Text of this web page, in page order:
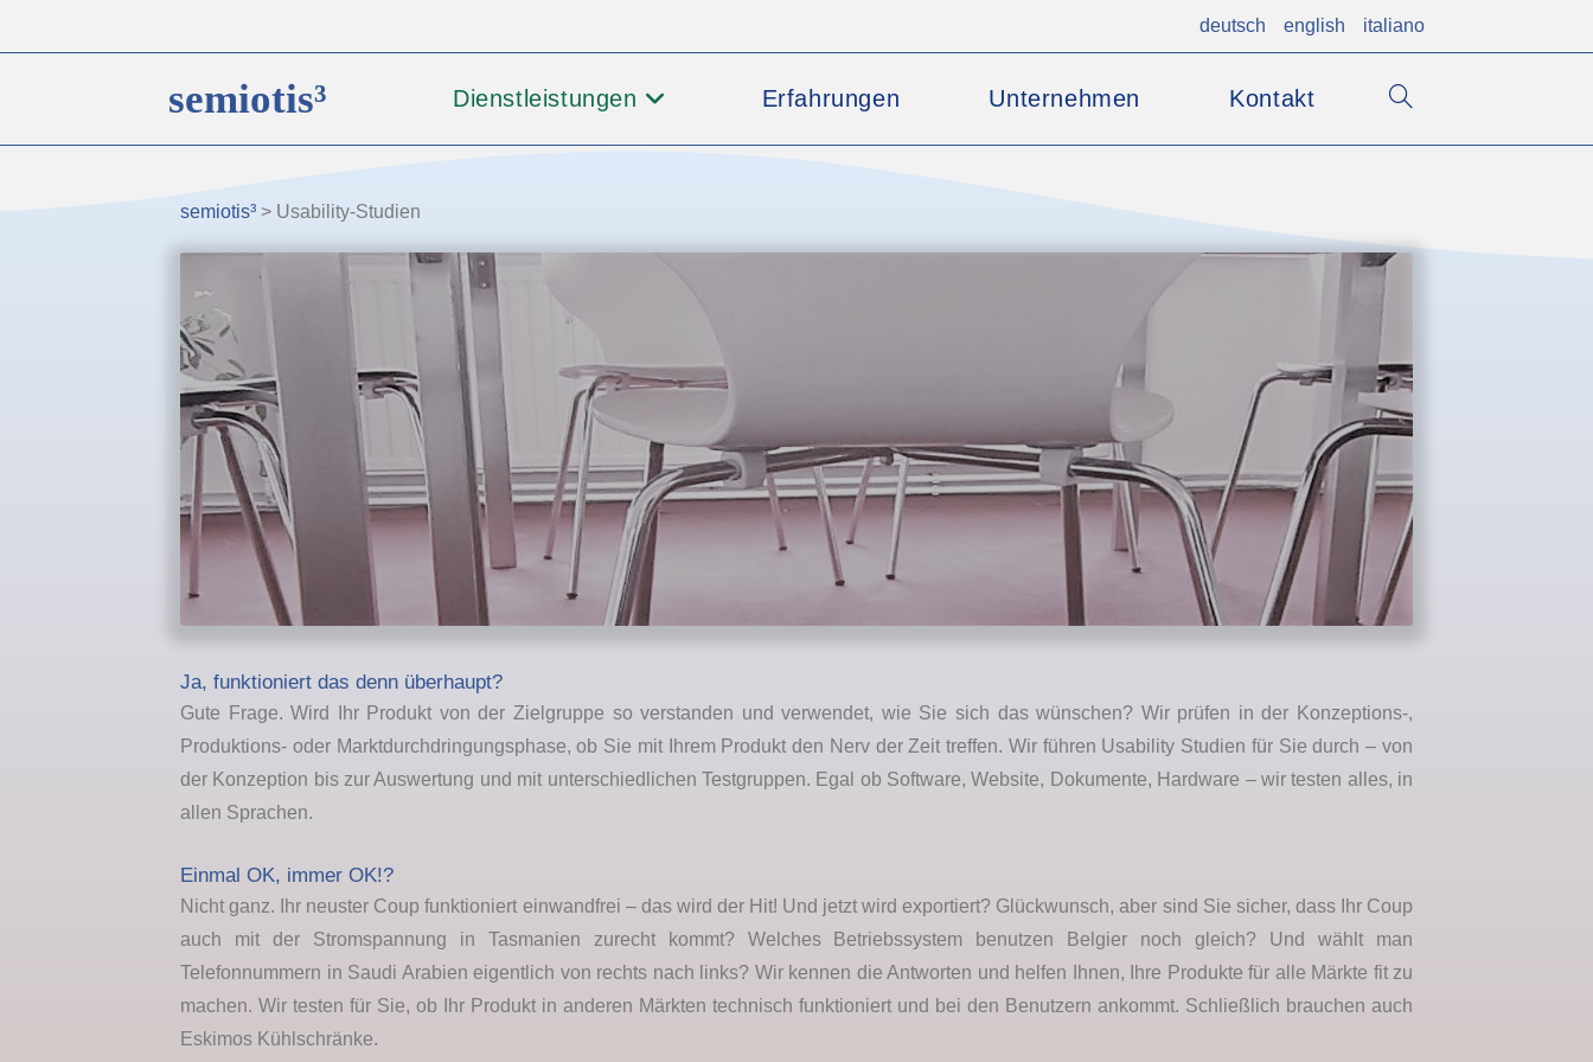
deutsch english italiano
semiotis³ Dienstleistungen Erfahrungen Unternehmen Kontakt
semiotis³ > Usability-Studien
Ja, funktioniert das denn überhaupt?
Gute Frage. Wird Ihr Produkt von der Zielgruppe so verstanden und verwendet, wie Sie sich das wünschen? Wir prüfen in der Konzeptions-,
Produktions- oder Marktdurchdringungsphase, ob Sie mit Ihrem Produkt den Nerv der Zeit treffen. Wir führen Usability Studien für Sie durch – von
der Konzeption bis zur Auswertung und mit unterschiedlichen Testgruppen. Egal ob Software, Website, Dokumente, Hardware – wir testen alles, in
allen Sprachen.
Einmal OK, immer OK!?
Nicht ganz. Ihr neuster Coup funktioniert einwandfrei – das wird der Hit! Und jetzt wird exportiert? Glückwunsch, aber sind Sie sicher, dass Ihr Coup
auch mit der Stromspannung in Tasmanien zurecht kommt? Welches Betriebssystem benutzen Belgier noch gleich? Und wählt man
Telefonnummern in Saudi Arabien eigentlich von rechts nach links? Wir kennen die Antworten und helfen Ihnen, Ihre Produkte für alle Märkte fit zu
machen. Wir testen für Sie, ob Ihr Produkt in anderen Märkten technisch funktioniert und bei den Benutzern ankommt. Schließlich brauchen auch
Eskimos Kühlschränke.